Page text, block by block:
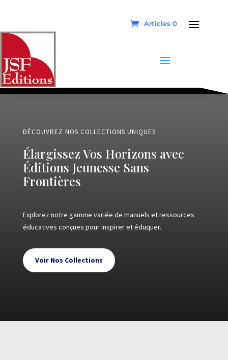
Articles 0
DÉCOUVREZ NOS COLLECTIONS UNIQUES
Élargissez Vos Horizons avec
Éditions Jeunesse Sans
Frontières
Explorez notre gamme variée de manuels et ressources
éducatives conçues pour inspirer et éduquer.
Voir Nos Collections